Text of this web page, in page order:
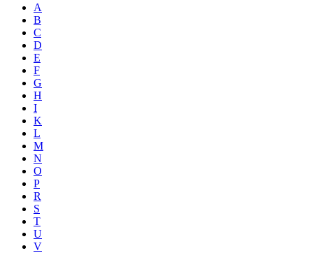
A
B
C
D
E
F
G
H
I
K
L
M
N
O
P
R
S
T
U
V